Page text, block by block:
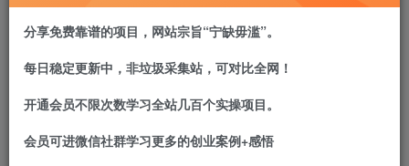
此内容为免费资源，请登录后查看
免费资源
分享免费靠谱的项目，网站宗旨“宁缺毋滥”。
每日稳定更新中，非垃圾采集站，可对比全网！
开通会员不限次数学习全站几百个实操项目。
会员可进微信社群学习更多的创业案例+感悟